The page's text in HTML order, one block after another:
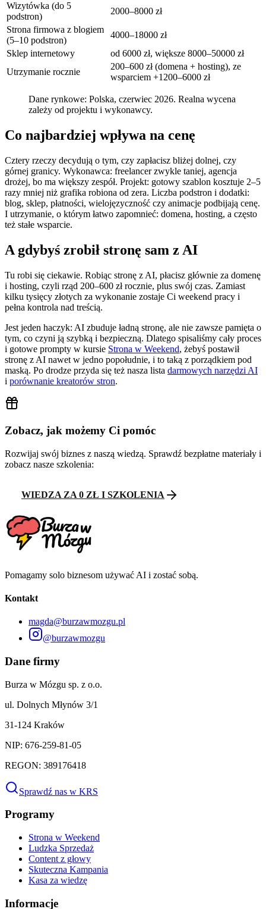
Wizytówka (do 5
podstron)
2000–8000 zł
Strona firmowa z blogiem
(5–10 podstron)
4000–18000 zł
Sklep internetowy
od 6000 zł, większe 8000–50000 zł
Utrzymanie rocznie
200–600 zł (domena + hosting), ze
wsparciem +1200–6000 zł
Dane rynkowe: Polska, czerwiec 2026. Realna wycena
zależy od projektu i wykonawcy.
Co najbardziej wpływa na cenę
Cztery rzeczy decydują o tym, czy zapłacisz bliżej dolnej, czy
górnej granicy. Wykonawca: freelancer zwykle taniej, agencja
drożej, bo ma większy zespół. Projekt: gotowy szablon kosztuje 2–5
razy mniej niż grafika robiona od zera. Liczba podstron i dodatki:
blog, sklep, płatności, wielojęzyczność czy animacje podbijają cenę.
I utrzymanie, o którym łatwo zapomnieć: domena, hosting, a często
też stałe wsparcie.
A gdybyś zrobił stronę sam z AI
Tu robi się ciekawie. Robiąc stronę z AI, płacisz głównie za domenę
i hosting, czyli rząd 200–600 zł rocznie, plus swój czas. Zamiast
kilku tysięcy złotych za wykonanie zostaje Ci weekend pracy i
pełna kontrola nad treścią.
Jest jeden haczyk: AI zbuduje ładną stronę, ale nie zawsze pamięta o
tym, co czyni ją szybką i bezpieczną. Dlatego spisaliśmy cały proces
i gotowe prompty w kursie Strona w Weekend, żebyś postawił
stronę z AI nawet w jedno popołudnie, i to taką z porządkiem pod
maską. Po drodze przyda się też nasza lista darmowych narzędzi AI
i porównanie kreatorów stron.
Zobacz, jak możemy Ci pomóc
Rozwijaj swój biznes z naszą wiedzą. Sprawdź bezpłatne materiały i
zobacz nasze szkolenia:
WIEDZA ZA 0 ZŁ I SZKOLENIA
Pomagamy solo biznesom używać AI i zostać sobą.
Kontakt
magda@burzawmozgu.pl
@burzawmozgu
Dane firmy
Burza w Mózgu sp. z o.o.
ul. Dolnych Młynów 3/1
31-124 Kraków
NIP: 676-259-81-05
REGON: 389176418
Sprawdź nas w KRS
Programy
Strona w Weekend
Ludzka Sprzedaż
Content z głowy
Skuteczna Kampania
Kasa za wiedzę
Informacje